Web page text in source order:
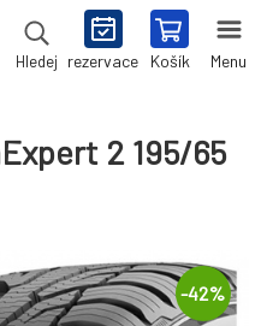
Hledej rezervace Košík Menu
2 195/65
-42%